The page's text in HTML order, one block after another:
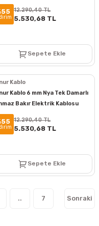
100 Metre
12.290,40 TL
5.530,68 TL
Sepete Ekle
Kablo
Kablo 6 mm Nya Tek Damarlı
Bakır Elektrik Kablosu
100 Metre
12.290,40 TL
5.530,68 TL
Sepete Ekle
.. 7